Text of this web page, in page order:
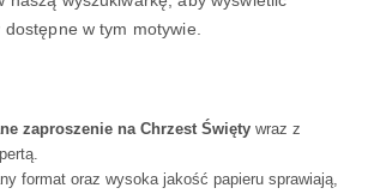
w tym motywie.
zaproszenie na Chrzest Świętywraz z
format oraz wysoka jakość papieru sprawiają,